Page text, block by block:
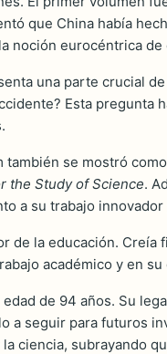
que China había
noción eurocéntrica
una parte crucial
Esta
también se mostró
the Study of Science.
a su trabajo
de la educación.
académico y en
edad de 94 años. Su
a seguir para futuros
ciencia, subrayando